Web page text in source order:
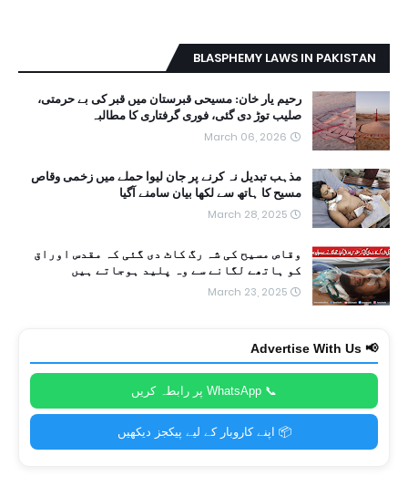
BLASPHEMY LAWS IN PAKISTAN
رحیم یار خان: مسیحی قبرستان میں قبر کی بے حرمتی،
صلیب توڑ دی گئی، فوری گرفتاری کا مطالبہ
March 06, 2026
مذہب تبدیل نہ کرنے پر جان لیوا حملے میں زخمی وقاص
مسیح کا ہاتھ سے لکھا بیان سامنے آگیا
March 28, 2025
وقاص مسیح کی شہ رگ کاٹ دی گئی کہ مقدس اوراق
کو ہاتھے لگانے سے وہ پلید ہوجاتے ہیں
March 23, 2025
📢 Advertise With Us
📞 WhatsApp پر رابطہ کریں
📦 اپنے کاروبار کے لیے پیکجز دیکھیں